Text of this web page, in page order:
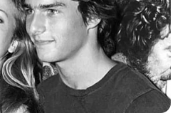
LAINNYA